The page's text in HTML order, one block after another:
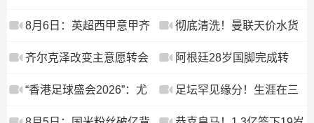
大换血！
成为队友，从意甲豪门一
路踢到德甲！
巨大差距：顶薪与底薪相
差15倍
8月6日：英超西甲意甲齐
换血！罗马诺连宣三笔交
易，吉马良斯领衔夏窗夜
彻底清洗！曼联天价水货
即将离队！意甲豪门火速
接盘
齐尔克泽改变主意愿转会
意甲！曼联迎来清洗良
机，或因拉什福德回归
阿根廷28岁国脚完成转
会，踢完世界杯就被卖
了！离开西甲加盟意甲
“香港足球盛会2026”：尤 足坛罕见缘分！生涯在三